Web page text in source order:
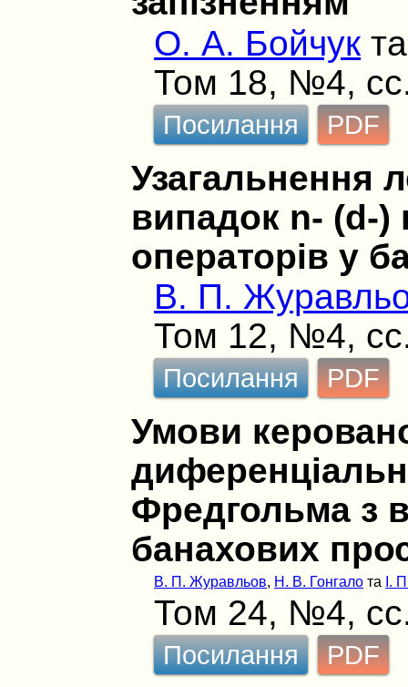
О. А. Бойчук
Том 18, №4,
Посилання PDF
Узагальнення
випадок n- (d-
операторів у
В. П.
Том 12, №4,
Посилання PDF
Умови
Фредгольма з
банахових
В. П. Журавльов, Н. В. Гонгало та І.
Том 24, №4,
Посилання PDF